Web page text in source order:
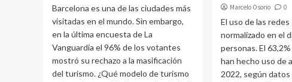
Barcelona es una de las ciudades más
visitadas en el mundo. Sin embargo,
en la última encuesta de La
Vanguardia el 96% de los votantes
mostró su rechazo a la masificación
del turismo. ¿Qué modelo de turismo
Marcelo Osorio 0
El uso de las
normalizado en el
personas. El
han hecho uso de
2022, según